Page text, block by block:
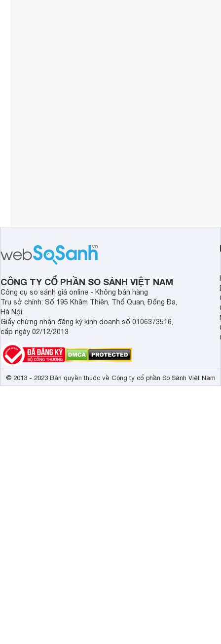
CÔNG TY CỔ PHẦN SO SÁNH VIỆT NAM
Công cụ so sánh giá online - Không bán hàng
Trụ sở chính: Số 195 Khâm Thiên, Thổ Quan, Đống Đa,
Hà Nội
Giấy chứng nhận đăng ký kinh doanh số 0106373516,
cấp ngày 02/12/2013
© 2013 - 2023 Bản quyền thuộc về Công ty cổ phần So Sánh Việt Nam